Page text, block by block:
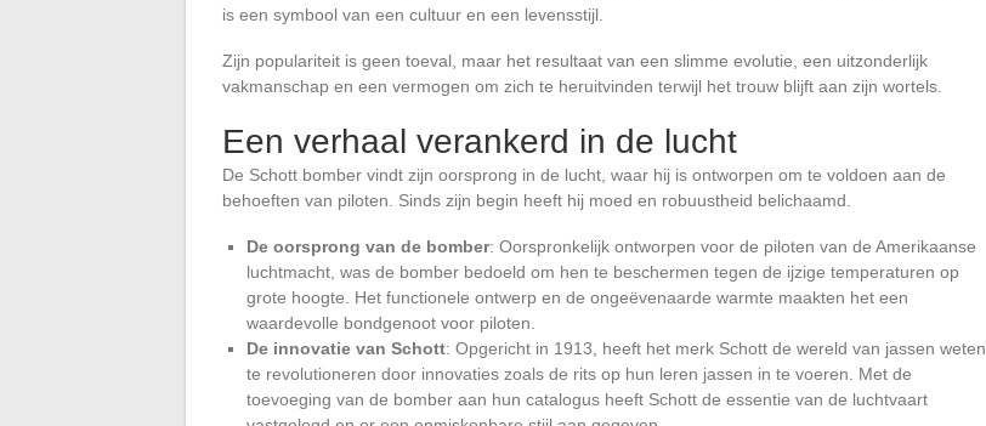
is een symbool van een cultuur en een levensstijl.
Zijn populariteit is geen toeval, maar het resultaat van een slimme evolutie, een uitzonderlijk
vakmanschap en een vermogen om zich te heruitvinden terwijl het trouw blijft aan zijn wortels.
Een verhaal verankerd in de lucht
De Schott bomber vindt zijn oorsprong in de lucht, waar hij is ontworpen om te voldoen aan de
behoeften van piloten. Sinds zijn begin heeft hij moed en robuustheid belichaamd.
De oorsprong van de bomber: Oorspronkelijk ontworpen voor de piloten van de Amerikaanse
luchtmacht, was de bomber bedoeld om hen te beschermen tegen de ijzige temperaturen op
grote hoogte. Het functionele ontwerp en de ongeëvenaarde warmte maakten het een
waardevolle bondgenoot voor piloten.
De innovatie van Schott: Opgericht in 1913, heeft het merk Schott de wereld van jassen weten
te revolutioneren door innovaties zoals de rits op hun leren jassen in te voeren. Met de
toevoeging van de bomber aan hun catalogus heeft Schott de essentie van de luchtvaart